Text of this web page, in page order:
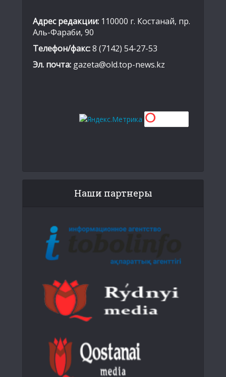
Адрес редакции: 110000 г. Костанай, пр.
Аль-Фараби, 90
Телефон/факс:8 (7142) 54-27-53
Эл. почта: gazeta@old.top-news.kz
Наши партнеры